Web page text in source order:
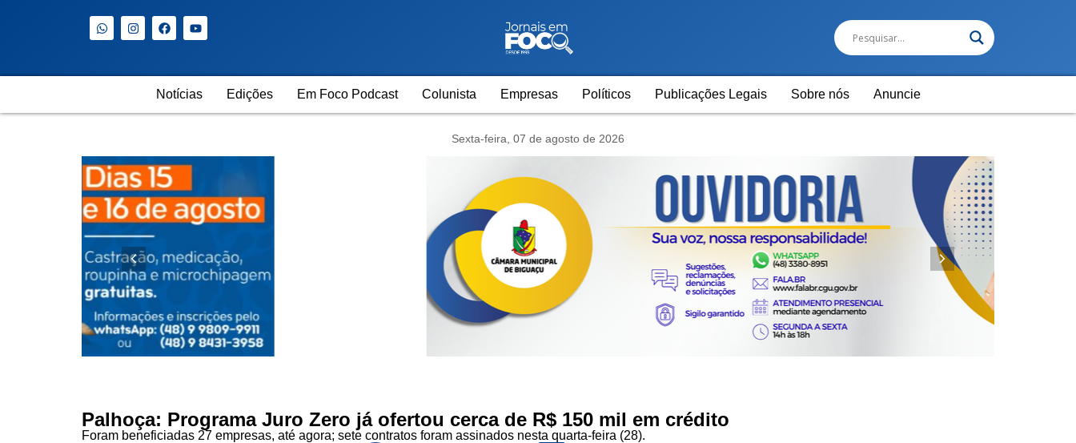
Notícias Edições Em Foco Podcast Colunista Empresas Políticos Publicações Legais Sobre nós Anuncie
Sexta-feira, 07 de agosto de 2026
Palhoça: Programa Juro Zero já ofertou cerca de R$ 150 mil em crédito
Foram beneficiadas 27 empresas, até agora; sete contratos foram assinados nesta quarta-feira (28).